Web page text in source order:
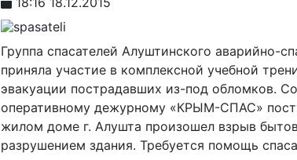
Группа спасателей Алуштинского аварийно-
приняла участие в комплексной учебной
эвакуации пострадавших из-под обломков.
оперативному дежурному «КРЫМ-СПАС»
жилом доме г. Алушта произошел взрыв
разрушением здания. Требуется помощь